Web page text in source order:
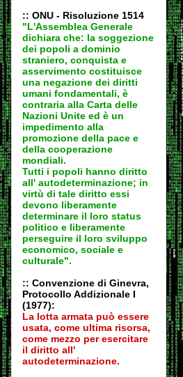
:: ONU - Risoluzione 1514
"L'Assemblea Generale
dichiara che: la soggezione
dei popoli a dominio
straniero, conquista e
asservimento costituisce
una negazione dei diritti
umani fondamentali, è
contraria alla Carta delle
Nazioni Unite ed è un
impedimento alla
promozione della pace e
della cooperazione
mondiali.
Tutti i popoli hanno diritto
all' autodeterminazione; in
virtù di tale diritto essi
devono liberamente
determinare il loro status
politico e liberamente
perseguire il loro sviluppo
economico, sociale e
culturale".
:: Convenzione di Ginevra,
Protocollo Addizionale I
(1977):
La lotta armata può essere
usata, come ultima risorsa,
come mezzo per esercitare
il diritto all'
autodeterminazione.